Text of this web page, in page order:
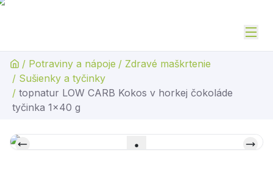
/ Potraviny a nápoje / Zdravé maškrtenie
/ Sušienky a tyčinky
/ topnatur LOW CARB Kokos v horkej čokoláde
tyčinka 1x40 g